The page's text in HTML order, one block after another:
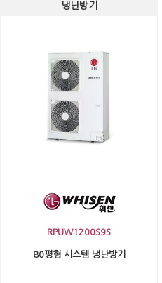
냉난방기
RPUW1200S9S
80평형 시스템 냉난방기